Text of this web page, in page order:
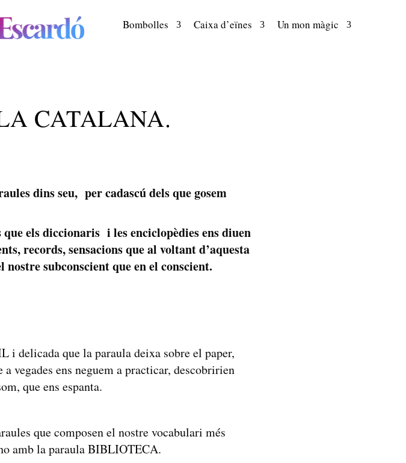
Bombolles Caixa d’eïnes Un mon màgic
CATALANA.
dins seu, per cadascú dels que gosem
els diccionaris i les enciclopèdies ens diuen
records, sensacions que al voltant d’aquesta
subconscient que en el conscient.
que la paraula deixa sobre el paper,
vegades ens neguem a practicar, descobririen
que ens espanta.
que composen el nostre vocabulari més
amb la paraula BIBLIOTECA.